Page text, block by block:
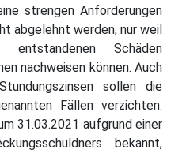
strengen Anforderungen
abgelehnt werden, nur weil
Schäden
nachweisen können. Auch
sollen die
Fällen verzichten.
31.03.2021 aufgrund einer
bekannt,